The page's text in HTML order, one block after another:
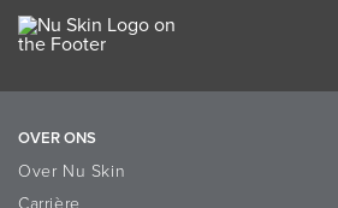
OVER ONS
Over Nu Skin
Carrière